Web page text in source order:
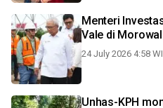
Menteri
Vale di
24 July 2026 4:58
Unhas-KPH